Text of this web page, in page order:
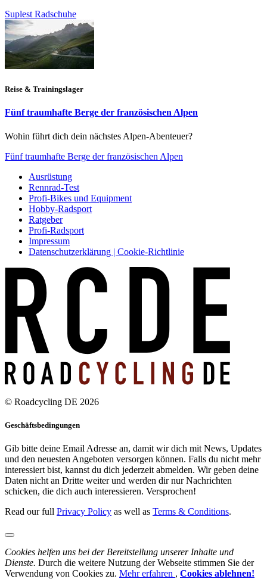
Suplest Radschuhe
Reise & Trainingslager
Fünf traumhafte Berge der französischen Alpen
Wohin führt dich dein nächstes Alpen-Abenteuer?
Fünf traumhafte Berge der französischen Alpen
Ausrüstung
Rennrad-Test
Profi-Bikes und Equipment
Hobby-Radsport
Ratgeber
Profi-Radsport
Impressum
Datenschutzerklärung | Cookie-Richtlinie
© Roadcycling DE 2026
Geschäftsbedingungen
Gib bitte deine Email Adresse an, damit wir dich mit News, Updates
und den neuesten Angeboten versorgen können. Falls du nicht mehr
interessiert bist, kannst du dich jederzeit abmelden. Wir geben deine
Daten nicht an Dritte weiter und werden dir nur Nachrichten
schicken, die dich auch interessieren. Versprochen!
Read our full Privacy Policy as well as Terms & Conditions.
Cookies helfen uns bei der Bereitstellung unserer Inhalte und
Dienste. Durch die weitere Nutzung der Webseite stimmen Sie der
Verwendung von Cookies zu. Mehr erfahren , Cookies ablehnen!